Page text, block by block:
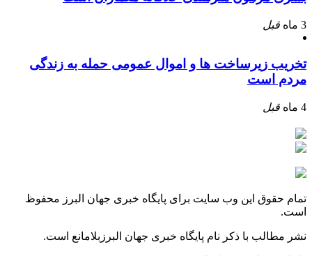
3 ماه قبل
تخریب زیرساخت ها و اموال عمومی حمله به زندگی
مردم است
4 ماه قبل
تمام حقوق این وب سایت برای پایگاه خبری جهان البرز محفوظ
است.
نشر مطالب با ذکر نام پایگاه خبری جهان البرزبلامانع است.